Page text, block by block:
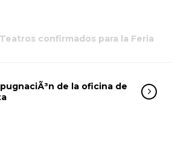
Teatros confirmados para la Feria
de la oficina de